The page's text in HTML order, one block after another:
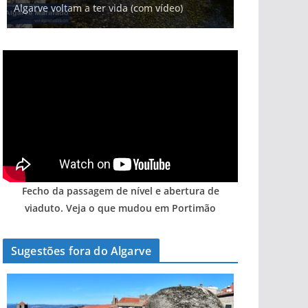
Algarve voltam a ter vida (com vídeo)
entre redes e fábricas
gastronómica nasce no Algarve
arribas em risco no Algarve (com vídeo)
hotéis (com vídeo)
Fecho da passagem de nível e abertura de
viaduto. Veja o que mudou em Portimão
Sugestões fora do Algarve